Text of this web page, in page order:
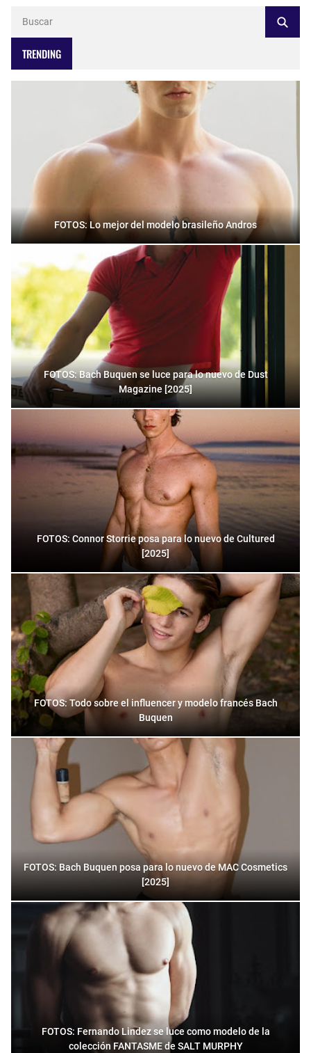
TRENDING
FOTOS: Lo mejor del modelo brasileño Andros
FOTOS: Bach Buquen se luce para lo nuevo de Dust
Magazine [2025]
FOTOS: Connor Storrie posa para lo nuevo de Cultured
[2025]
FOTOS: Todo sobre el influencer y modelo francés Bach
Buquen
FOTOS: Bach Buquen posa para lo nuevo de MAC Cosmetics
[2025]
FOTOS: Fernando Lindez se luce como modelo de la
colección FANTASME de SALT MURPHY